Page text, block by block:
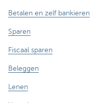
Betalen en zelf bankieren
Sparen
Fiscaal sparen
Beleggen
Lenen